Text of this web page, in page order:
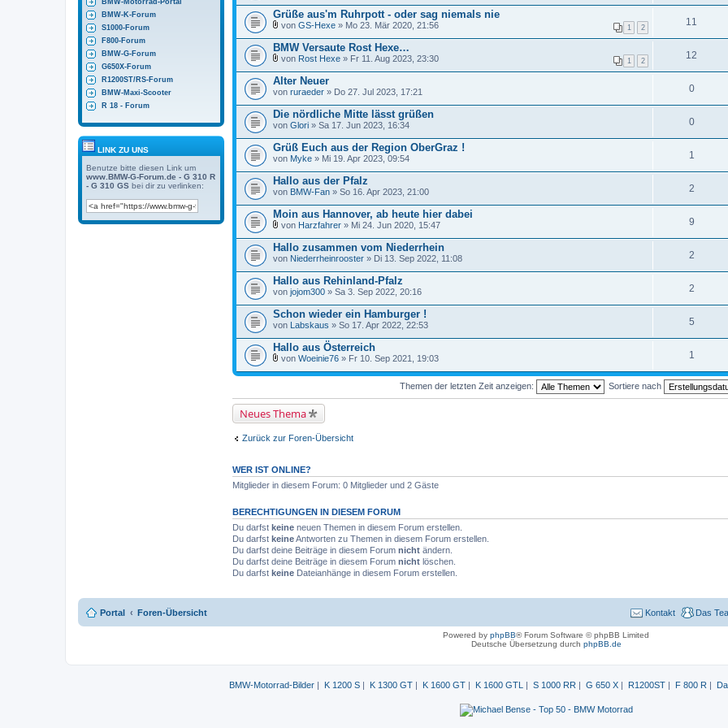
Grüße aus'm Ruhrpott - oder sag niemals nie
1 2
a
t
e
i
a
n
a
n
g
von GS-Hexe » Mo 23. Mär 2020, 21:56 11
BMW Versaute Rost Hexe…
1 2
a
t
e
i
a
n
a
n
g
von Rost Hexe » Fr 11. Aug 2023, 23:30 12
Alter Neuer
von ruraeder » Do 27. Jul 2023, 17:21 0
Die nördliche Mitte lässt grüßen
von Glori » Sa 17. Jun 2023, 16:34 0
Grüß Euch aus der Region OberGraz !
von Myke » Mi 19. Apr 2023, 09:54 1
Hallo aus der Pfalz
von BMW-Fan » So 16. Apr 2023, 21:00 2
Moin aus Hannover, ab heute hier dabei
a
t
e
i
a
n
a
n
g
von Harzfahrer » Mi 24. Jun 2020, 15:47 9
Hallo zusammen vom Niederrhein
von Niederrheinrooster » Di 13. Sep 2022, 11:08 2
Hallo aus Rehinland-Pfalz
von jojom300 » Sa 3. Sep 2022, 20:16 2
Schon wieder ein Hamburger !
von Labskaus » So 17. Apr 2022, 22:53 5
Hallo aus Österreich
a
i
a
n
h
a
von Woeinie76 » Fr 10. Sep 2021, 19:03 1
Themen der letzten Zeit anzeigen: Sortiere nach
Neues Thema
Zurück zur Foren-Übersicht
WER IST ONLINE?
Mitglieder in diesem Forum: 0 Mitglieder und 2 Gäste
BERECHTIGUNGEN IN DIESEM FORUM
Du darfst keine neuen Themen in diesem Forum erstellen.
Du darfst keineAntworten zu Themen in diesem Forum erstellen.
Du darfst deine Beiträge in diesem Forum nicht ändern.
Du darfst deine Beiträge in diesem Forum nicht löschen.
Du darfst keine Dateianhänge in diesem Forum erstellen.
BMW-Motorrad-Portal
BMW-K-Forum
S1000-Forum
F800-Forum
BMW-G-Forum
G650X-Forum
R1200ST/RS-Forum
BMW-Maxi-Scooter
R 18 - Forum
LINK ZU UNS
Benutze bitte diesen Link um
www.BMW-G-Forum.de - G 310 R
- G 310 GS bei dir zu verlinken:
Portal Foren-Übersicht Das
Kontakt
Powered by phpBB® Forum Software © phpBB Limited
Deutsche Übersetzung durch phpBB.de
BMW-Motorrad-Bilder| K 1200 S| K 1300 GT| K 1600 GT| K 1600 GTL | S 1000 RR | G 650 X| R1200ST| F 800 R |